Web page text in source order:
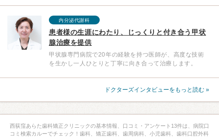
内分泌代謝科
患者様の生涯にわたり、じっくりと付き合う甲状
腺治療を提供
甲状腺専門病院で20年の経験を持つ医師が、高度な技術
を生かし一人ひとりと丁寧に向き合って治療します。
ドクターズインタビューをもっと読む »
西荻窪あらた歯科矯正クリニックの基本情報、口コミ・アンケート13件は、病院口
コミ検索カルーでチェック！歯科、矯正歯科、歯周病科、小児歯科、歯科口腔外科